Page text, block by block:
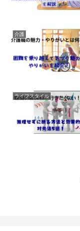
介護
ライフスタイル